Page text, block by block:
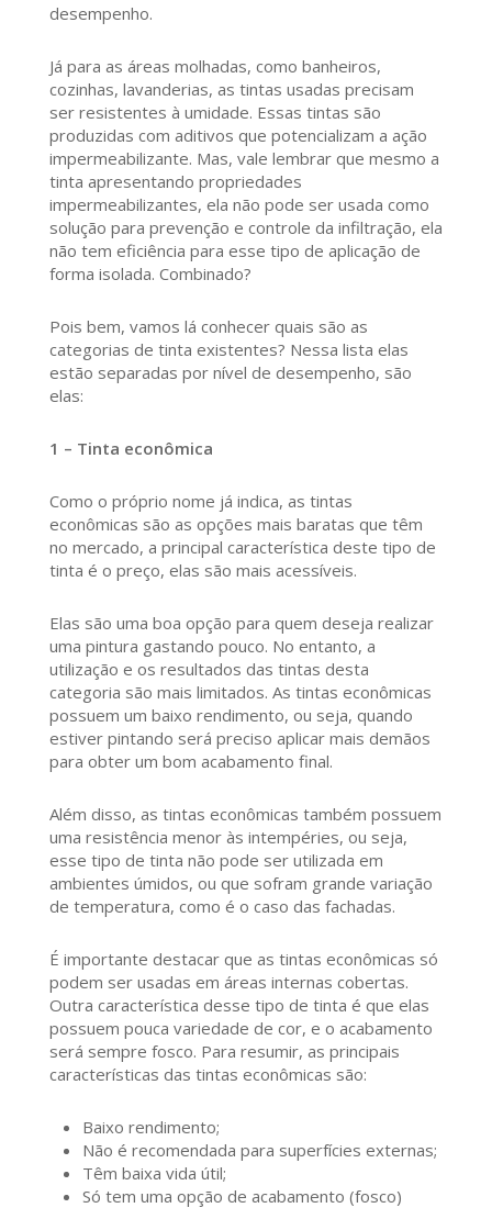
desempenho.
Já para as áreas molhadas, como banheiros,
cozinhas, lavanderias, as tintas usadas precisam
ser resistentes à umidade. Essas tintas são
produzidas com aditivos que potencializam a ação
impermeabilizante. Mas, vale lembrar que mesmo a
tinta apresentando propriedades
impermeabilizantes, ela não pode ser usada como
solução para prevenção e controle da infiltração, ela
não tem eficiência para esse tipo de aplicação de
forma isolada. Combinado?
Pois bem, vamos lá conhecer quais são as
categorias de tinta existentes? Nessa lista elas
estão separadas por nível de desempenho, são
elas:
1 – Tinta econômica
Como o próprio nome já indica, as tintas
econômicas são as opções mais baratas que têm
no mercado, a principal característica deste tipo de
tinta é o preço, elas são mais acessíveis.
Elas são uma boa opção para quem deseja realizar
uma pintura gastando pouco. No entanto, a
utilização e os resultados das tintas desta
categoria são mais limitados. As tintas econômicas
possuem um baixo rendimento, ou seja, quando
estiver pintando será preciso aplicar mais demãos
para obter um bom acabamento final.
Além disso, as tintas econômicas também possuem
uma resistência menor às intempéries, ou seja,
esse tipo de tinta não pode ser utilizada em
ambientes úmidos, ou que sofram grande variação
de temperatura, como é o caso das fachadas.
É importante destacar que as tintas econômicas só
podem ser usadas em áreas internas cobertas.
Outra característica desse tipo de tinta é que elas
possuem pouca variedade de cor, e o acabamento
será sempre fosco. Para resumir, as principais
características das tintas econômicas são:
Baixo rendimento;
Não é recomendada para superfícies externas;
Têm baixa vida útil;
Só tem uma opção de acabamento (fosco)